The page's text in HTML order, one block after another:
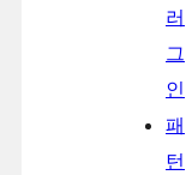
러
그
인
패
턴